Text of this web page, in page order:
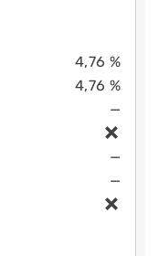
4,76 %
4,76 %
—
—
—